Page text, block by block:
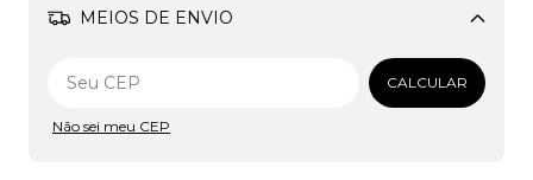
MEIOS DE ENVIO
Alterar CEP
CALCULAR
Não sei meu CEP